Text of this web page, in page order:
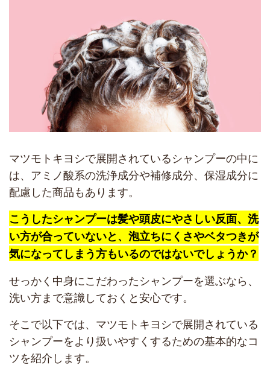
マツモトキヨシで展開されているシャンプーの中に
は、アミノ酸系の洗浄成分や補修成分、保湿成分に
配慮した商品もあります。
こうしたシャンプーは髪や頭皮にやさしい反面、洗
い方が合っていないと、泡立ちにくさやベタつきが
気になってしまう方もいるのではないでしょうか？
せっかく中身にこだわったシャンプーを選ぶなら、
洗い方まで意識しておくと安心です。
そこで以下では、マツモトキヨシで展開されている
シャンプーをより扱いやすくするための基本的なコ
ツを紹介します。